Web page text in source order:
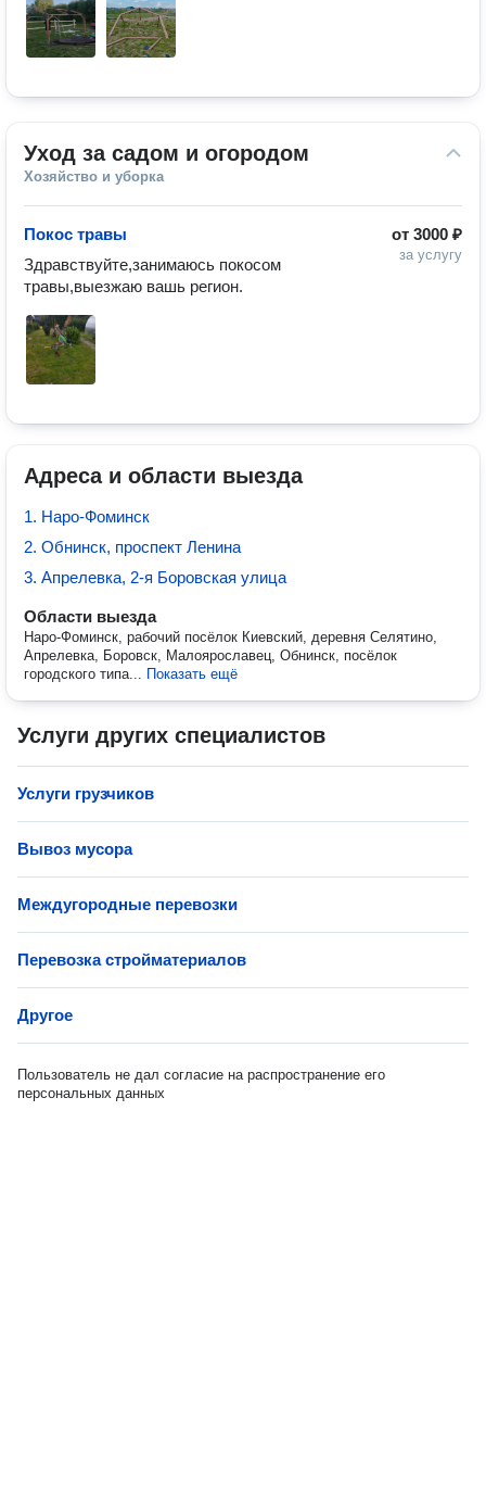
Уход за садом и огородом
Хозяйство и уборка
от 3000 ₽
за услугу
Покос травы
Здравствуйте,занимаюсь покосом
травы,выезжаю вашь регион.
Адреса и области выезда
1. Наро-Фоминск
2. Обнинск, проспект Ленина
3. Апрелевка, 2-я Боровская улица
Области выезда
Наро-Фоминск, рабочий посёлок Киевский, деревня Селятино,
Апрелевка, Боровск, Малоярославец, Обнинск, посёлок
городского типа... Показать ещё
Услуги других специалистов
Услуги грузчиков
Вывоз мусора
Междугородные перевозки
Перевозка стройматериалов
Другое
Пользователь не дал согласие на распространение его
персональных данных